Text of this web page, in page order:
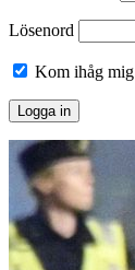
Lösenord
Kom ihåg mig